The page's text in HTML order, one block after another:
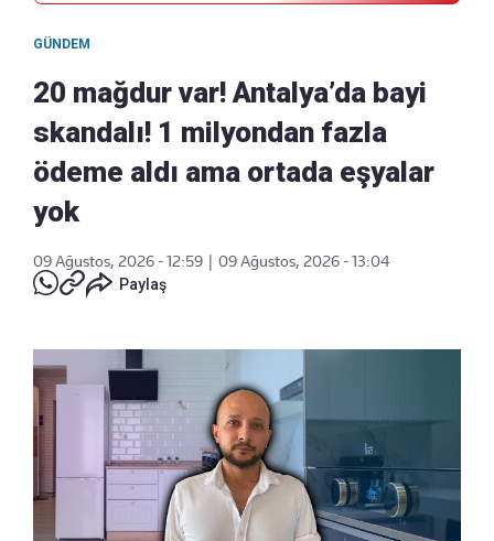
GÜNDEM
20 mağdur var! Antalya’da bayi
skandalı! 1 milyondan fazla
ödeme aldı ama ortada eşyalar
yok
09 Ağustos, 2026 - 12:59
09 Ağustos, 2026 - 13:04
Paylaş